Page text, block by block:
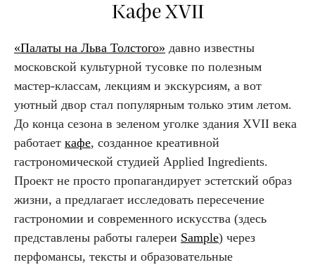
Кафе XVII
«Палаты на Льва Толстого» давно известны
московской культурной тусовке по полезным
мастер-классам, лекциям и экскурсиям, а вот
уютный двор стал популярным только этим летом.
До конца сезона в зеленом уголке здания XVII века
работает кафе, созданное креативной
гастрономической студией Applied Ingredients.
Проект не просто пропагандирует эстетский образ
жизни, а предлагает исследовать пересечение
гастрономии и современного искусства (здесь
представлены работы галереи Sample) через
перфомансы, тексты и образовательные